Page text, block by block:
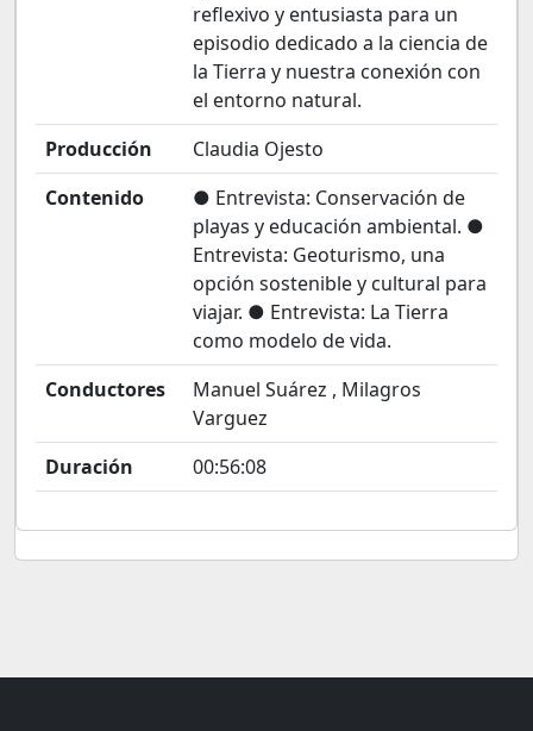
reflexivo y entusiasta para un
episodio dedicado a la ciencia de
la Tierra y nuestra conexión con
el entorno natural.
Producción
Claudia Ojesto
Contenido
● Entrevista: Conservación de
playas y educación ambiental. ●
Entrevista: Geoturismo, una
opción sostenible y cultural para
viajar. ● Entrevista: La Tierra
como modelo de vida.
Conductores
Manuel Suárez , Milagros
Varguez
Duración
00:56:08